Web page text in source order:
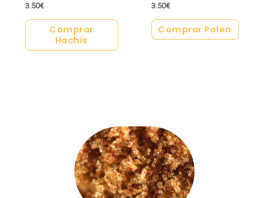
3.50€
Comprar
Hachis
3.50€
Comprar Polen